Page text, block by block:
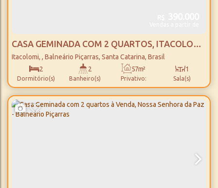
CASA GEMINADA COM 2 QUARTOS, ITACOLOMI
- BALNEÁRIO PIÇARRAS
Itacolomi , Balneário Piçarras, Santa Catarina, Brasil
2
Dormitório(s)
2
Banheiro(s) Privativo:
57m² 1
Sala(s)
1
Suíte(s) Total:
84 ~ 120m² 1
Vaga(s)
1100m
Distância do Mar